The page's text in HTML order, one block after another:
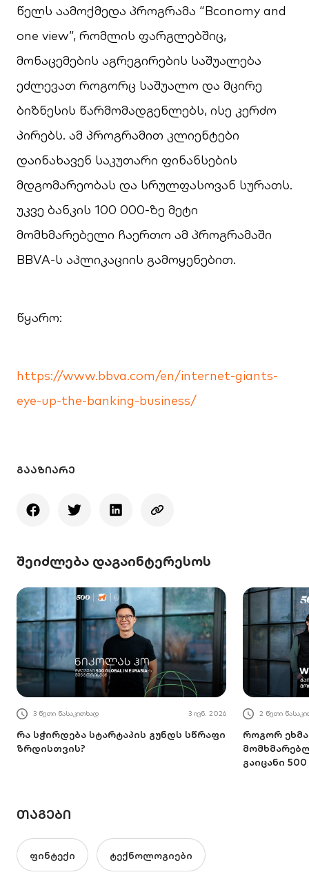
წელს აამოქმედა პროგრამა “Bconomy and
one view”, რომლის ფარგლებშიც,
მონაცემების აგრეგირების საშუალება
ეძლევათ როგორც საშუალო და მცირე
ბიზნესის წარმომადგენლებს, ისე კერძო
პირებს. ამ პროგრამით კლიენტები
დაინახავენ საკუთარი ფინანსების
მდგომარეობას და სრულფასოვან სურათს.
უკვე ბანკის 100 000-ზე მეტი
მომხმარებელი ჩაერთო ამ პროგრამაში
BBVA-ს აპლიკაციის გამოყენებით.
წყარო:
https://www.bbva.com/en/internet-giants-
eye-up-the-banking-business/
ᲒᲐᲐᲖᲘᲐᲠᲔ
შეიძლება დაგაინტერესოს
3 წუთი წასაკითხად 3 ივნ. 2026
რა სჭირდება სტარტაპის გუნდს სწრაფი
ზრდისთვის?
2 წუთი
როგორ
გაიცანი
ᲗᲐᲒᲔᲑᲘ
ფინტექი ტექნოლოგიები